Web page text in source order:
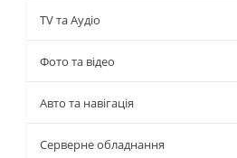
TV та Аудіо
Фото та відео
Авто та навігація
Серверне обладнання